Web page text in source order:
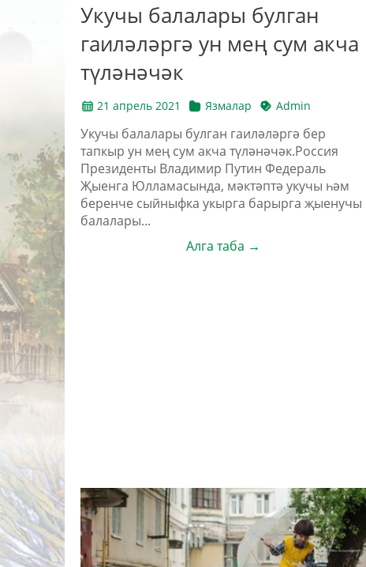
Укучы балалары булган
гаиләләргә ун мең сум акча
түләнәчәк
21 апрель 2021 Язмалар Admin
Укучы балалары булган гаиләләргә бер
тапкыр ун мең сум акча түләнәчәк.Россия
Президенты Владимир Путин Федераль
Җыенга Юлламасында, мәктәптә укучы һәм
беренче сыйныфка укырга барырга җыенучы
балалары...
Алга таба →